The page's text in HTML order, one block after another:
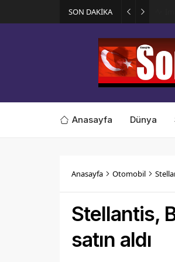
SON DAKİKA
Anasayfa Dünya
Anasayfa Otomobil
Stellantis,
satın aldı